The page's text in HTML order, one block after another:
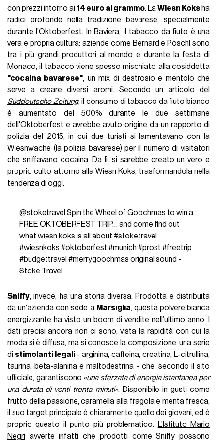
con prezzi intorno ai14 euro al grammo. LaWiesn Koksha
radici profonde nella tradizione bavarese, specialmente
durante l’Oktoberfest. In Baviera, il tabacco da fiuto è una
vera e propria cultura: aziende come Bernard e Pöschl sono
tra i più grandi produttori al mondo e durante la festa di
Monaco, il tabacco viene spesso mischiato alla cosiddetta
"cocaina bavarese", un mix di destrosio e mentolo che
serve a creare diversi aromi. Secondo un articolo del
Süddeutsche Zeitung, il consumo di tabacco da fiuto bianco
è aumentato del 500% durante le due settimane
dell'Oktoberfest e avrebbe avuto origine da un rapporto di
polizia del 2015, in cui due turisti si lamentavano con la
Wiesnwache (la polizia bavarese) per il numero di visitatori
che sniffavano cocaina. Da lì, si sarebbe creato un vero e
proprio culto attorno alla Wiesn Koks, trasformandola nella
tendenza di oggi.
@stoketravel Spin the Wheel of Goochmas to win a
FREE OKTOBERFEST TRIP… and come find out
what wiesn koks is all about #stoketravel
#wiesnkoks #oktoberfest #munich #prost #freetrip
#budgettravel #merrygoochmas original sound -
Stoke Travel
Sniffy, invece, ha una storia diversa. Prodotta e distribuita
da un'azienda con sede a Marsiglia, questa polvere bianca
energizzante ha visto un boom di vendite nell’ultimo anno. I
dati precisi ancora non ci sono, vista la rapidità con cui la
moda si è diffusa, ma si conosce la composizione: una serie
di stimolanti legali - arginina, caffeina, creatina, L-citrullina,
taurina, beta-alanina e maltodestrina - che, secondo il sito
ufficiale, garantiscono «una sferzata di energia istantanea per
una durata di venti-trenta minuti». Disponibile in gusti come
frutto della passione, caramella alla fragola e menta fresca,
il suo target principale è chiaramente quello dei giovani, ed è
proprio questo il punto più problematico.
L’Istituto Mario
Negri avverte infatti che prodotti come Sniffy possono